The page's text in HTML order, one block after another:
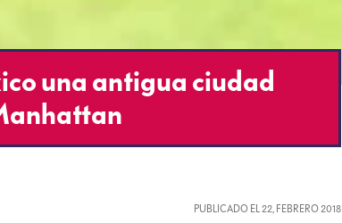
una antigua ciudad
PUBLICADO EL 22, FEBRERO 2018